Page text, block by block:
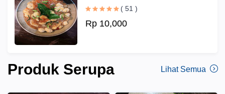
( 51 )
Rp 10,000
Produk Serupa Lihat Semua